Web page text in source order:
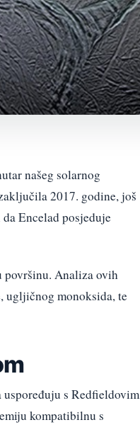
našeg solarnog
2017. godine, još
Encelad posjeduje
površinu. Analiza ovih
ugljičnog monoksida, te
s Redfieldovim
kompatibilnu s